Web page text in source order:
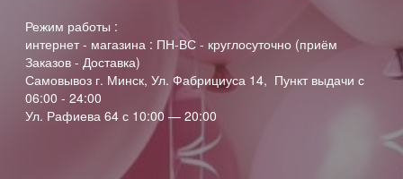
Режим работы :
интернет - магазина : ПН-ВС - круглосуточно (приём
Заказов - Доставка)
Самовывоз г. Минск, Ул. Фабрициуса 14, Пункт выдачи с
06:00 - 24:00
Ул. Рафиева 64 с 10:00 — 20:00